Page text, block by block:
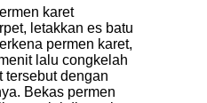
karet
letakkan es batu
permen karet,
lalu congkelah
tersebut dengan
Bekas permen